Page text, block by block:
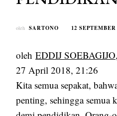
oleh SARTONO 12 SEPTEMBER
oleh EDDIJ
27 April 2018, 21:26
Kita semua sepakat,
penting, sehingga semua